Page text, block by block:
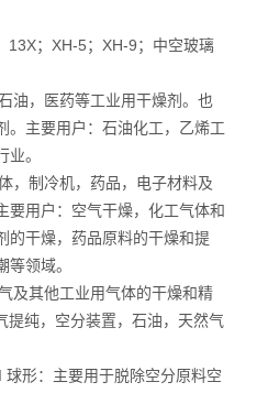
13X；XH-5；XH-9；中空玻璃
油，医药等工业用干燥剂。也
。主要用户：石油化工，乙烯工
。
，制冷机，药品，电子材料及
要用户：空气干燥，化工气体和
的干燥，药品原料的干燥和提
领域。
及其他工业用气体的干燥和精
提纯，空分装置，石油，天然气
形：主要用于脱除空分原料空